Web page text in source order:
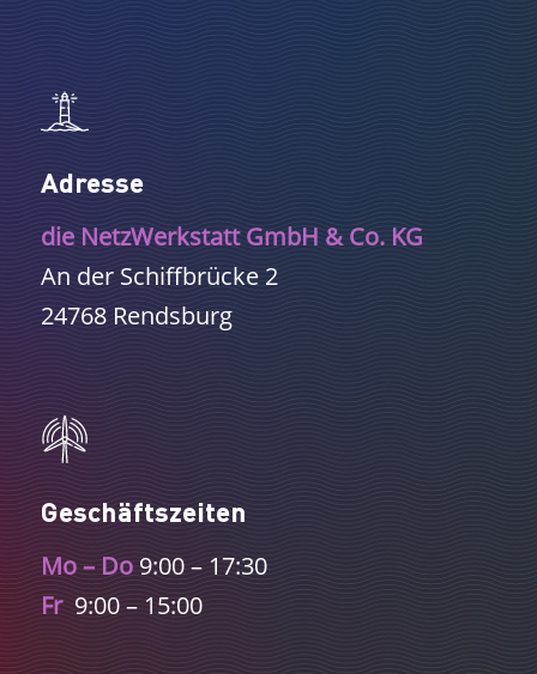
Adresse
die NetzWerkstatt GmbH & Co. KG
An der Schiffbrücke 2
24768 Rendsburg
Geschäftszeiten
Mo – Do9:00 – 17:30
Fr9:00 – 15:00